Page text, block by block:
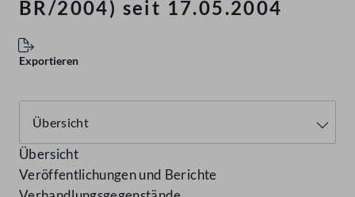
BR/2004) seit 17.05.2004
Exportieren
Übersicht
Veröffentlichungen und Berichte